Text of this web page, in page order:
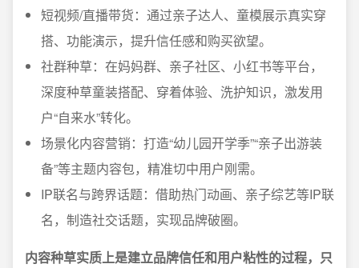
短视频/直播带货：通过亲子达人、童模展示真实穿
搭、功能演示，提升信任感和购买欲望。
社群种草：在妈妈群、亲子社区、小红书等平台，
深度种草童装搭配、穿着体验、洗护知识，激发用
户“自来水”转化。
场景化内容营销：打造“幼儿园开学季”“亲子出游装
备”等主题内容包，精准切中用户刚需。
IP联名与跨界话题：借助热门动画、亲子综艺等IP联
名，制造社交话题，实现品牌破圈。
内容种草实质上是建立品牌信任和用户粘性的过程，只